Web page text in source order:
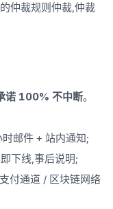
仲裁规则仲裁,仲裁
诺 100% 不中断。
邮件 + 站内通知;
下线,事后说明;
付通道 / 区块链网络